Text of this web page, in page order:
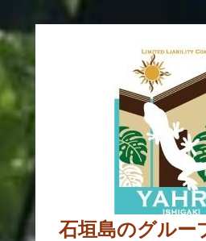
石垣島のグルー